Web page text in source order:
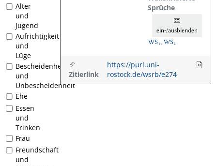
Alter
und
Jugend
Aufrichtigkeit
und
Lüge
Bescheidenheit
und
Unbescheidenheit
Ehe
Essen
und
Trinken
Frau
Freundschaft
und
Sprüche
ein-/ausblenden
WS₁, WS₅
Zitierlink
https://purl.uni-
rostock.de/wsrb/e274